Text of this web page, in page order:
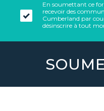
En soumettant ce
recevoir des
Cumberland par
désinscrire à tout